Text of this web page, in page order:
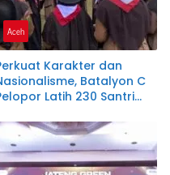
Aceh
Karakter dan
Batalyon C
Latih 230 Santri